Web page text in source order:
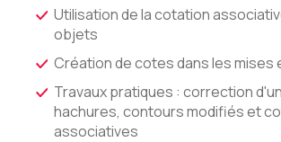
Utilisation de la cotation
objets
Création de cotes dans les mises
Travaux pratiques : correction
hachures, contours modifiés et
associatives